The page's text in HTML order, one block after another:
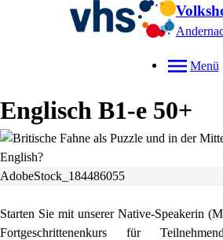
Menü
Englisch B1-e 50+
AdobeStock_184486055
Starten Sie mit unserer Native-Speakerin
Fortgeschrittenenkurs für